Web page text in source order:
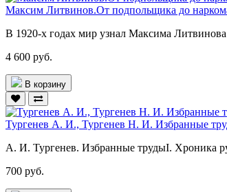
Максим Литвинов.От подпольщика до
В 1920-х годах мир узнал Максима Литвинова
4 600 руб.
В корзину
Тургенев А. И., Тургенев Н. И. Избранные
А. И. Тургенев. Избранные трудыI. Хроника
700 руб.